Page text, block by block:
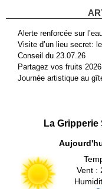
Alerte renforcée sur
Visite d’un lieu secret:
Conseil du 23.07.26
Partagez vos fruits 2026
Journée artistique au
La
Vent :